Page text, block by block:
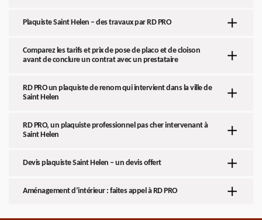
Plaquiste Saint Helen – des travaux par RD PRO
Comparez les tarifs et prix de pose de placo et de cloison
avant de conclure un contrat avec un prestataire
RD PRO un plaquiste de renom qui intervient dans la ville de
Saint Helen
RD PRO, un plaquiste professionnel pas cher intervenant à
Saint Helen
Devis plaquiste Saint Helen – un devis offert
Aménagement d’intérieur : faites appel à RD PRO